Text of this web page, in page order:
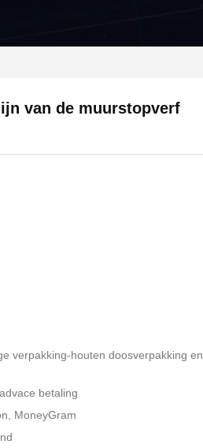
van de muurstopverf
verpakking-houten doosverpakking en
betaling
MoneyGram